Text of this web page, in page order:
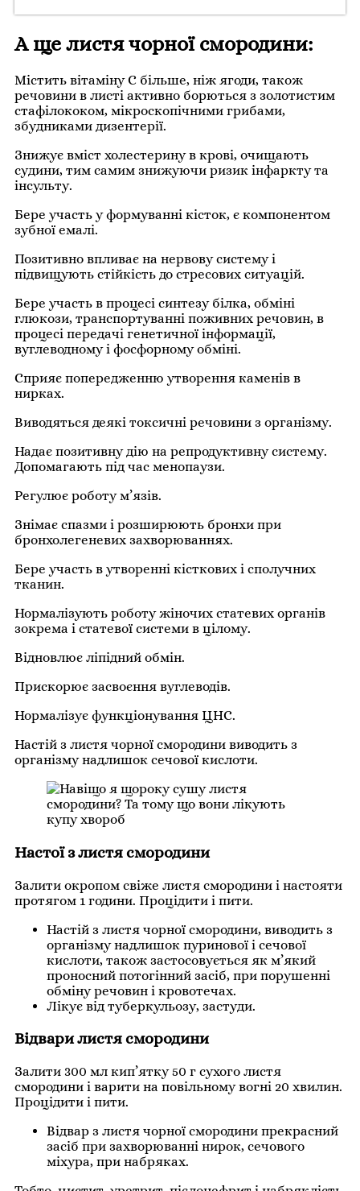
А ще листя чорної смородини:
Містить вітаміну С більше, ніж ягоди, також
речовини в листі активно борються з золотистим
стафілококом, мікроскопічними грибами,
збудниками дизентерії.
Знижує вміст холестерину в крові, очищають
судини, тим самим знижуючи ризик інфаркту та
інсульту.
Бере участь у формуванні кісток, є компонентом
зубної емалі.
Позитивно впливає на нервову систему і
підвищують стійкість до стресових ситуацій.
Бере участь в процесі синтезу білка, обміні
глюкози, транспортуванні поживних речовин, в
процесі передачі генетичної інформації,
вуглеводному і фосфорному обміні.
Сприяє попередженню утворення каменів в
нирках.
Виводяться деякі токсичні речовини з організму.
Надає позитивну дію на репродуктивну систему.
Допомагають під час менопаузи.
Регулює роботу м’язів.
Знімає спазми і розширюють бронхи при
бронхолегеневих захворюваннях.
Бере участь в утворенні кісткових і сполучних
тканин.
Нормалізують роботу жіночих статевих органів
зокрема і статевої системи в цілому.
Відновлює ліпідний обмін.
Прискорює засвоєння вуглеводів.
Нормалізує функціонування ЦНС.
Настій з листя чорної смородини виводить з
організму надлишок сечової кислоти.
Настої з листя смородини
Залити окропом свіже листя смородини і настояти
протягом 1 години. Процідити і пити.
Настій з листя чорної смородини, виводить з
організму надлишок пуринової і сечової
кислоти, також застосовується як м’який
проносний потогінний засіб, при порушенні
обміну речовин і кровотечах.
Лікує від туберкульозу, застуди.
Відвари листя смородини
Залити 300 мл кип’ятку 50 г сухого листя
смородини і варити на повільному вогні 20 хвилин.
Процідити і пити.
Відвар з листя чорної смородини прекрасний
засіб при захворюванні нирок, сечового
міхура, при набряках.